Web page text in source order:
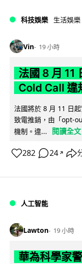
科技娛樂 生活娛樂
Vin 19 小時
法國 8 月 11
Cold Call 違
法國將於 8 月 11 日
致電推銷，由「opt-
機制。違...
閱讀全文
282 24 ↗
人工智能
Lawton 19 小時
華為科學家